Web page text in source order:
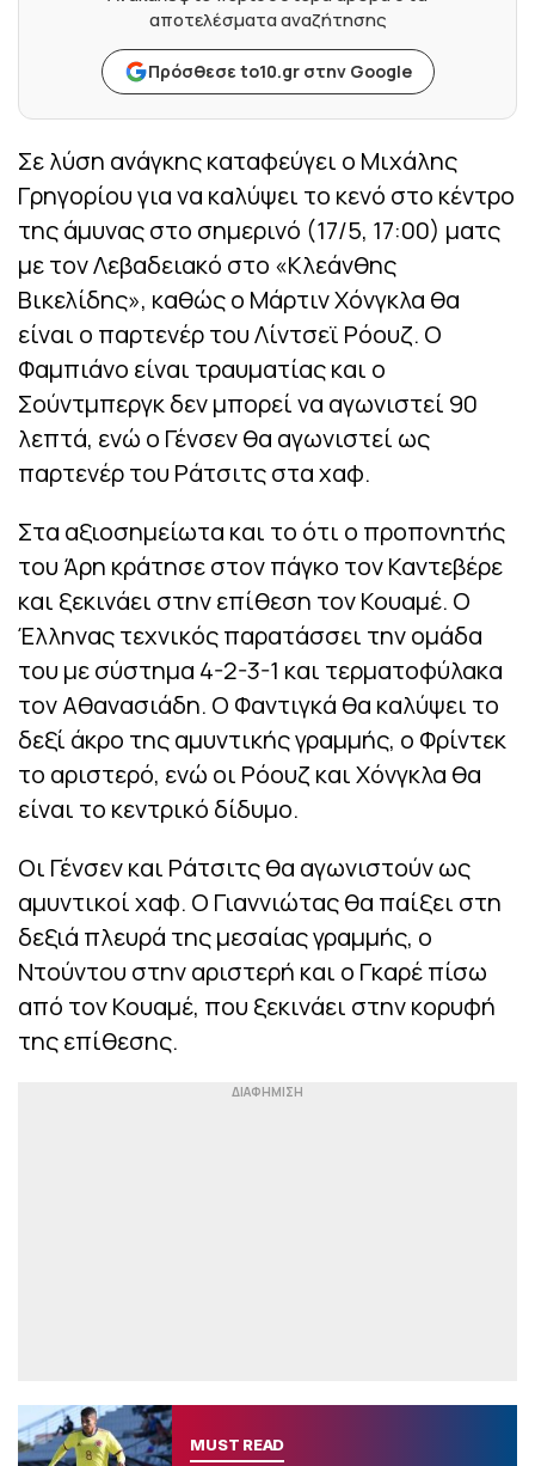
αποτελέσματα αναζήτησης
Πρόσθεσε to10.gr στην Google
Σε λύση ανάγκης καταφεύγει ο Μιχάλης
Γρηγορίου για να καλύψει το κενό στο κέντρο
της άμυνας στο σημερινό (17/5, 17:00) ματς
με τον Λεβαδειακό στο «Κλεάνθης
Βικελίδης», καθώς ο Μάρτιν Χόνγκλα θα
είναι ο παρτενέρ του Λίντσεϊ Ρόουζ. Ο
Φαμπιάνο είναι τραυματίας και ο
Σούντμπεργκ δεν μπορεί να αγωνιστεί 90
λεπτά, ενώ ο Γένσεν θα αγωνιστεί ως
παρτενέρ του Ράτσιτς στα χαφ.
Στα αξιοσημείωτα και το ότι ο προπονητής
του Άρη κράτησε στον πάγκο τον Καντεβέρε
και ξεκινάει στην επίθεση τον Κουαμέ. Ο
Έλληνας τεχνικός παρατάσσει την ομάδα
του με σύστημα 4-2-3-1 και τερματοφύλακα
τον Αθανασιάδη. Ο Φαντιγκά θα καλύψει το
δεξί άκρο της αμυντικής γραμμής, ο Φρίντεκ
το αριστερό, ενώ οι Ρόουζ και Χόνγκλα θα
είναι το κεντρικό δίδυμο.
Οι Γένσεν και Ράτσιτς θα αγωνιστούν ως
αμυντικοί χαφ. Ο Γιαννιώτας θα παίξει στη
δεξιά πλευρά της μεσαίας γραμμής, ο
Ντούντου στην αριστερή και ο Γκαρέ πίσω
από τον Κουαμέ, που ξεκινάει στην κορυφή
της επίθεσης.
MUST READ